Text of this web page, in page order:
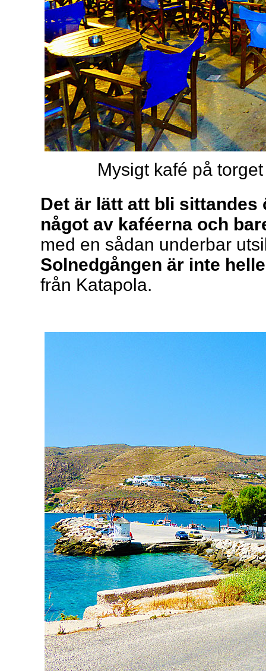
Mysigt kafé på
Det är lätt att bli
något av kaféerna och
med en sådan underbar
Solnedgången är inte
från Katapola.